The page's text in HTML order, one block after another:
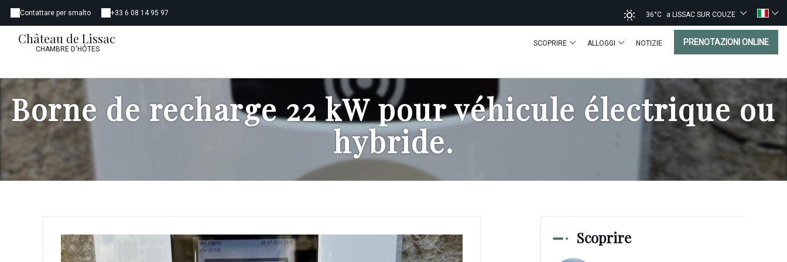
Contattare per smalto +33 6 08 14 95 97 36°C a LISSAC SUR COUZE
Château de Lissac
CHAMBRE D'HÔTES
SCOPRIRE ALLOGGI NOTIZIE PRENOTAZIONI ONLINE
Borne de recharge 22 kW pour véhicule électrique ou
hybride.
Scoprire